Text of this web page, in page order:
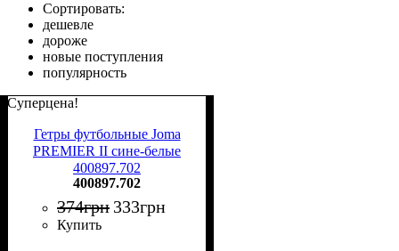
Сортировать:
дешевле
дороже
новые поступления
популярность
Суперцена!
Гетры футбольные Joma
PREMIER II сине-белые
400897.702
400897.702
374грн 333грн
Купить